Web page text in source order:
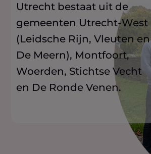
Utrecht bestaat uit de
gemeenten Utrecht-West
(Leidsche Rijn, Vleuten en
De Meern), Montfoort,
Woerden, Stichtse Vecht
en De Ronde Venen.